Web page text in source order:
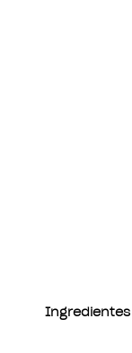
Ingredientes